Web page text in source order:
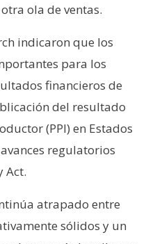
ola de ventas.
indicaron que los
para los
financieros de
del resultado
(PPI) en Estados
regulatorios
Act.
atrapado entre
sólidos y un